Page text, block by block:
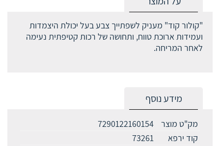
"קולור קוד" מעניק לשפתייך צבע בעל יכולת היצמדות
ועמידות ארוכת טווח, ותחושה של רכות קטיפתית נעימה
לאחר המריחה.
מידע נוסף
מק"ט מוצר
7290122160154
קוד ירפא
73261